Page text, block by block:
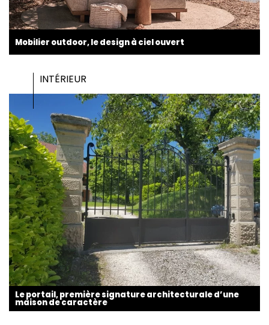
Mobilier outdoor, le design à ciel ouvert
INTÉRIEUR
Le portail, première signature architecturale d’une
maison de caractère